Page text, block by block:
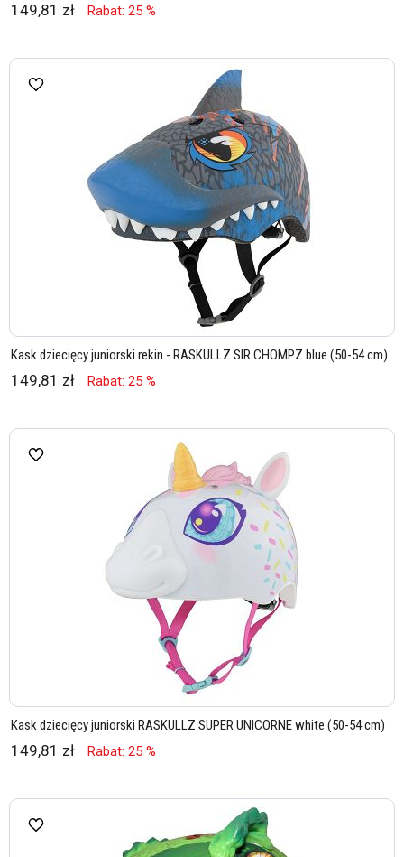
149,81 zł Rabat: 25 %
Kask dziecięcy juniorski rekin - RASKULLZ SIR CHOMPZ blue (50-54 cm)
149,81 zł Rabat: 25 %
Kask dziecięcy juniorski RASKULLZ SUPER UNICORNE white (50-54 cm)
149,81 zł Rabat: 25 %